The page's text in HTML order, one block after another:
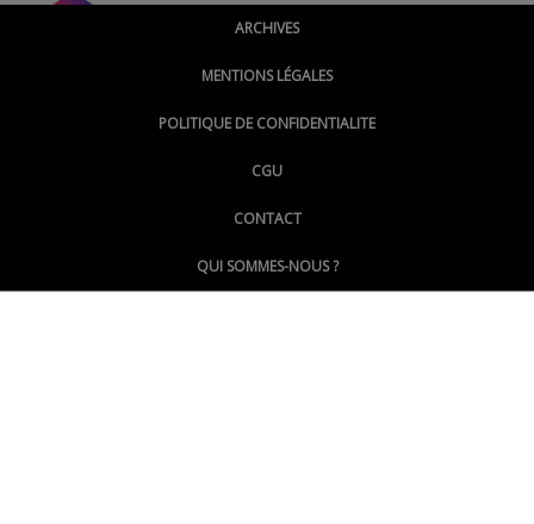
@montpellierpoinginfo
@LePoingMontpellier
ARCHIVES
MENTIONS LÉGALES
POLITIQUE DE CONFIDENTIALITE
CGU
CONTACT
QUI SOMMES-NOUS ?